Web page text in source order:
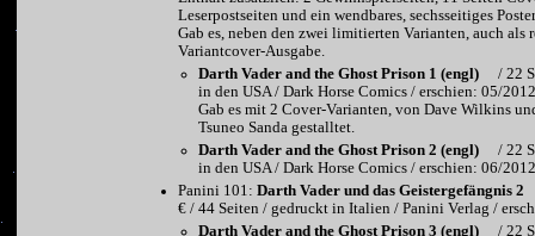
Leserpostseiten und ein wendbares, sechsseitiges
Gab es, neben den zwei limitierten Varianten, auch als
Variantcover-Ausgabe.
Darth Vader and the Ghost Prison 1 (engl)
/ 22
in den USA / Dark Horse Comics / erschien: 05/
Gab es mit 2 Cover-Varianten, von Dave Wilkins
Tsuneo Sanda gestalltet.
Darth Vader and the Ghost Prison 2 (engl)
/ 22
in den USA / Dark Horse Comics / erschien: 06/
Panini 101:Darth Vader und das Geistergefängnis 2
€ / 44 Seiten / gedruckt in Italien / Panini Verlag /
Darth Vader and the Ghost Prison 3 (engl)
/ 22